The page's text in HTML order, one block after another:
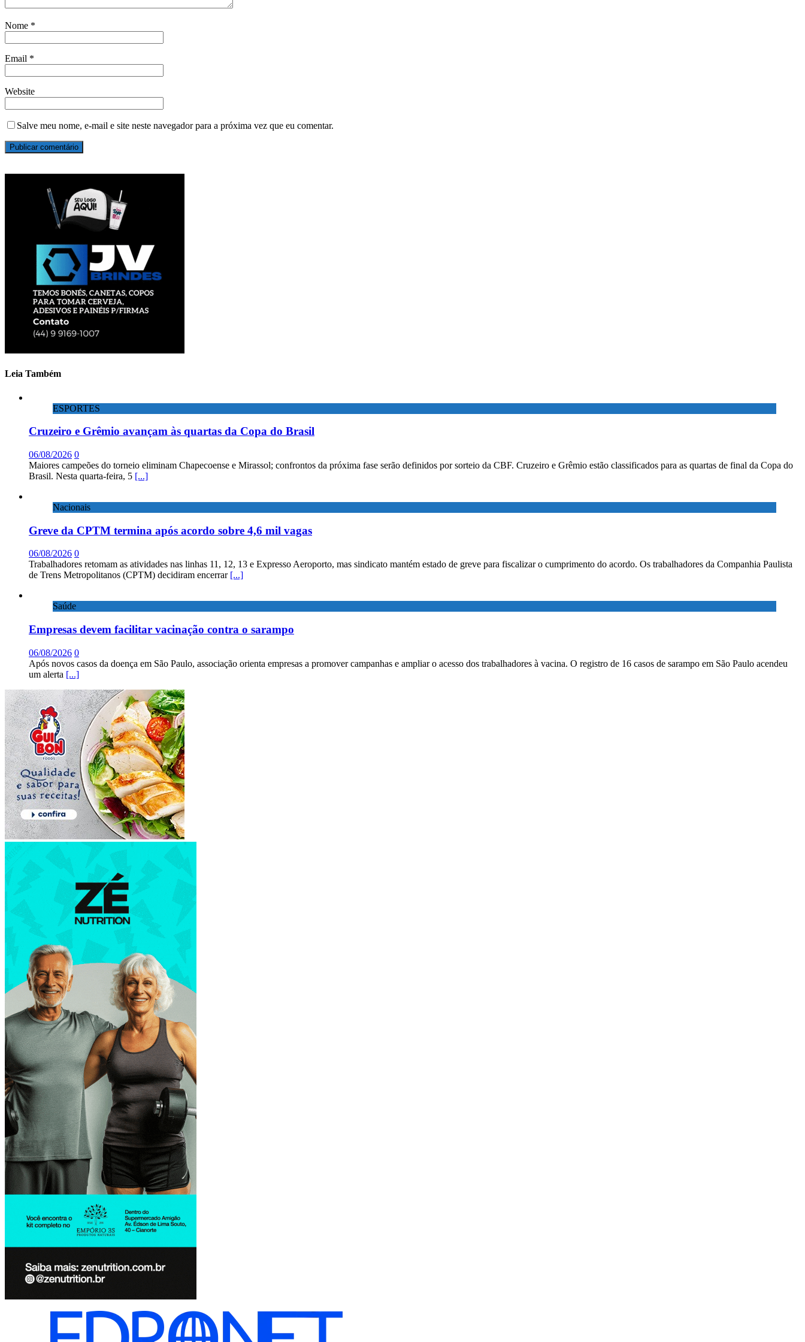
Nome *
Email *
Website
Salve meu nome, e-mail e site neste navegador para a próxima vez que eu comentar.
Leia Também
ESPORTES
Cruzeiro e Grêmio avançam às quartas da Copa do Brasil
06/08/2026 0
Maiores campeões do torneio eliminam Chapecoense e Mirassol; confrontos da próxima fase serão definidos por sorteio da CBF. Cruzeiro e Grêmio estão classificados para as quartas de final da Copa do
Brasil. Nesta quarta-feira, 5 [...]
Nacionais
Greve da CPTM termina após acordo sobre 4,6 mil vagas
06/08/2026 0
Trabalhadores retomam as atividades nas linhas 11, 12, 13 e Expresso Aeroporto, mas sindicato mantém estado de greve para fiscalizar o cumprimento do acordo. Os trabalhadores da Companhia Paulista
de Trens Metropolitanos (CPTM) decidiram encerrar [...]
Saúde
Empresas devem facilitar vacinação contra o sarampo
06/08/2026 0
Após novos casos da doença em São Paulo, associação orienta empresas a promover campanhas e ampliar o acesso dos trabalhadores à vacina. O registro de 16 casos de sarampo em São Paulo acendeu
um alerta [...]